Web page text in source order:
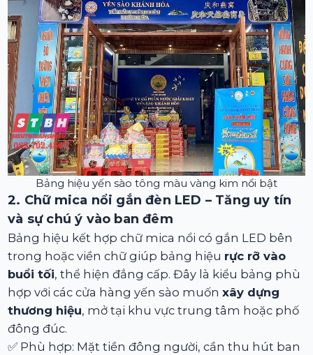
Bảng hiệu yến sào tông màu vàng kim nổi bật
2. Chữ mica nổi gắn đèn LED – Tăng uy tín
và sự chú ý vào ban đêm
Bảng hiệu kết hợp chữ mica nổi có gắn LED bên
trong hoặc viền chữ giúp bảng hiệu rực rỡ vào
buổi tối, thể hiện đẳng cấp. Đây là kiểu bảng phù
hợp với các cửa hàng yến sào muốnxây dựng
thương hiệu, mở tại khu vực trung tâm hoặc phố
đông đúc.
✅ Phù hợp: Mặt tiền đông người, cần thu hút ban